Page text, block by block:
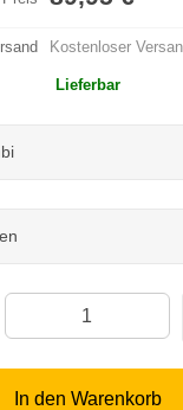
Kostenloser
Lieferbar
In den Warenkorb